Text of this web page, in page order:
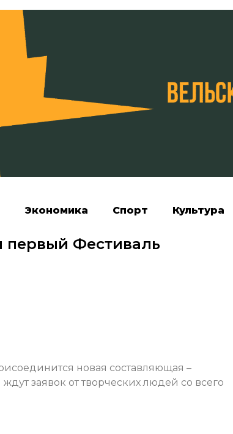
Экономика Спорт Культура
первый Фестиваль
новая составляющая –
заявок от творческих людей со всего